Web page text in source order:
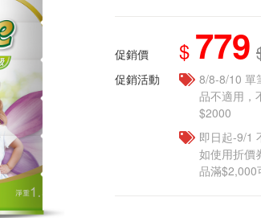
促銷價 $ 779
促銷活動
8/8-8/10 單
品不適用，
$2000
即日起-9/1
如使用折價
品滿$2,000